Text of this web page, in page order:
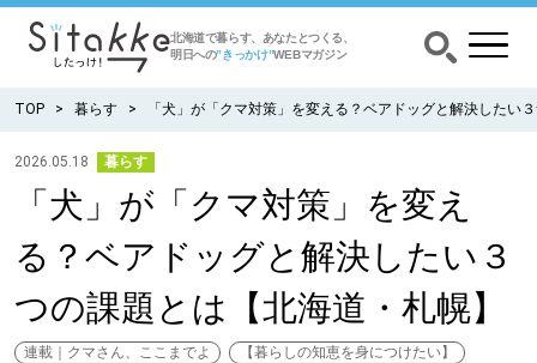
北海道で暮らす、あなたとつくる、
明日への”きっかけ”WEBマガジン
CATEGORY カテゴリー
食べる
出かける
TOP 暮らす 「犬」が「クマ対策」を変える？ベアドッグと解決したい
2026.05.18 暮らす
「犬」が「クマ対策」を変え
る？ベアドッグと解決したい３
つの課題とは【北海道・札幌】
連載｜クマさん、ここまでよ
【暮らしの知恵を身につけたい】